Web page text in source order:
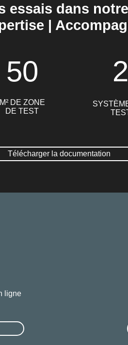
essais dans
|
M² DE ZONE
DE TEST
Télécharger la documentation
50 2
ligne